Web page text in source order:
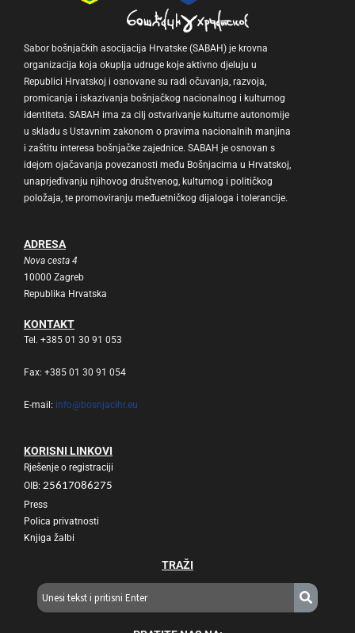
Sabor bošnjačkih asocijacija Hrvatske (SABAH) je krovna
organizacija koja okuplja udruge koje aktivno djeluju u
Republici Hrvatskoj i osnovane su radi očuvanja, razvoja,
promicanja i iskazivanja bošnjačkog nacionalnog i kulturnog
identiteta. SABAH ima za cilj ostvarivanje kulturne autonomije
u skladu s Ustavnim zakonom o pravima nacionalnih manjina
i zaštitu interesa bošnjačke zajednice. SABAH je osnovan s
idejom ojačavanja povezanosti među Bošnjacima u Hrvatskoj,
unaprjeđivanju njihovog društvenog, kulturnog i političkog
položaja, te promoviranju međuetničkog dijaloga i tolerancije.
ADRESA
Nova cesta 4
10000 Zagreb
Republika Hrvatska
KONTAKT
Tel. +385 01 30 91 053
Fax: +385 01 30 91 054
E-mail: info@bosnjacihr.eu
KORISNI LINKOVI
Rješenje o registraciji
OIB: 25617086275
Press
Polica privatnosti
Knjiga žalbi
TRAŽI